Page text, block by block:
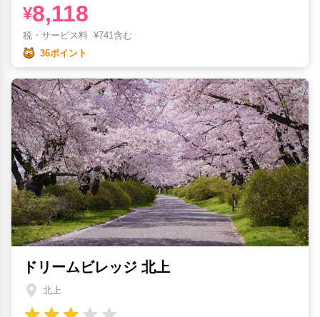
¥8,118
税・サービス料 ¥741含む
36ポイント
ドリームビレッジ 北上
北上